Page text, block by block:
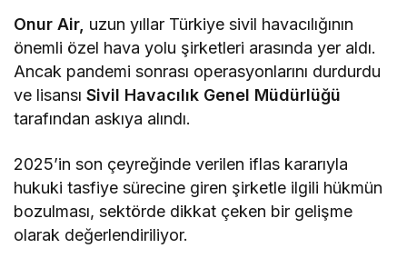
Onur Air, uzun yıllar Türkiye sivil havacılığının
önemli özel hava yolu şirketleri arasında yer aldı.
Ancak pandemi sonrası operasyonlarını durdurdu
ve lisansıSivil Havacılık Genel Müdürlüğü
tarafından askıya alındı.
2025’in son çeyreğinde verilen iflas kararıyla
hukuki tasfiye sürecine giren şirketle ilgili hükmün
bozulması, sektörde dikkat çeken bir gelişme
olarak değerlendiriliyor.